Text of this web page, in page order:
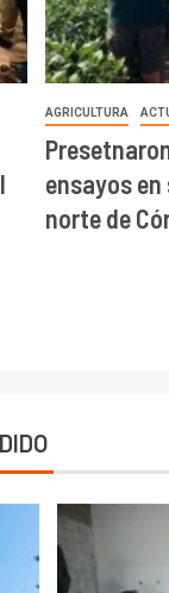
AGRICULTURA
ensayos
norte de